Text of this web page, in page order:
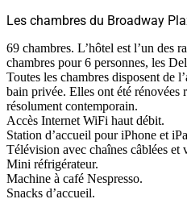
Les chambres du Broadway
69 chambres. L’hôtel est l’un des
chambres pour 6 personnes, les
Toutes les chambres disposent de
bain privée. Elles ont été rénovées
résolument contemporain.
Accès Internet WiFi haut débit.
Station d’accueil pour iPhone et
Télévision avec chaînes câblées et
Mini réfrigérateur.
Machine à café Nespresso.
Snacks d’accueil.